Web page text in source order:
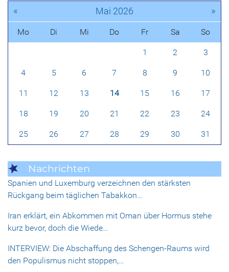
« Mai 2026 »
Mo Di Mi Do Fr Sa So
1 2 3
4 5 6 7 8 9 10
11 12 13 14 15 16 17
18 19 20 21 22 23 24
25 26 27 28 29 30 31
Nachrichten
Spanien und Luxemburg verzeichnen den stärksten
Rückgang beim täglichen Tabakkon…
Iran erklärt, ein Abkommen mit Oman über Hormus stehe
kurz bevor, doch die Wiede…
INTERVIEW: Die Abschaffung des Schengen-Raums wird
den Populismus nicht stoppen,…